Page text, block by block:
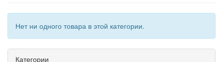
Нет ни одного товара в этой категории.
Категории